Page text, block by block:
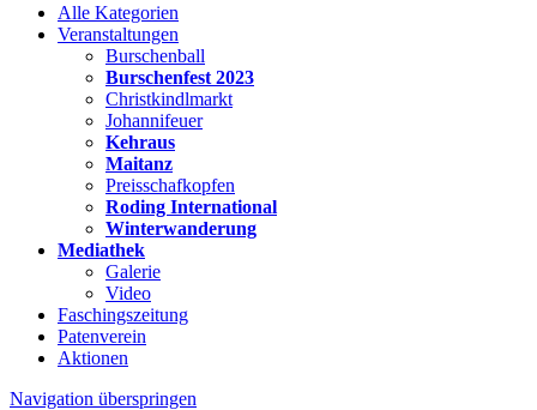
Alle Kategorien
Veranstaltungen
Burschenball
Burschenfest 2023
Christkindlmarkt
Johannifeuer
Kehraus
Maitanz
Preisschafkopfen
Roding International
Winterwanderung
Mediathek
Galerie
Video
Faschingszeitung
Patenverein
Aktionen
Navigation überspringen